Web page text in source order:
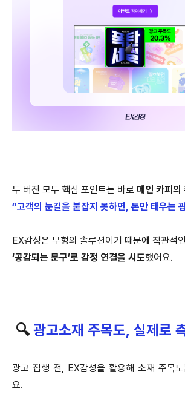
두 버전 모두 핵심 포인트는 바로 메인 카피의
“고객의 눈길을 붙잡지 못하면, 돈만 태우는
EX감성은 무형의 솔루션이기 때문에 직관적
‘공감되는 문구’로 감정 연결을 시도했어요.
🔍 광고소재 주목도, 실제로
광고 집행 전, EX감성을 활용해 소재 주목도
요.